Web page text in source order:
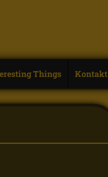
Things Kontakt